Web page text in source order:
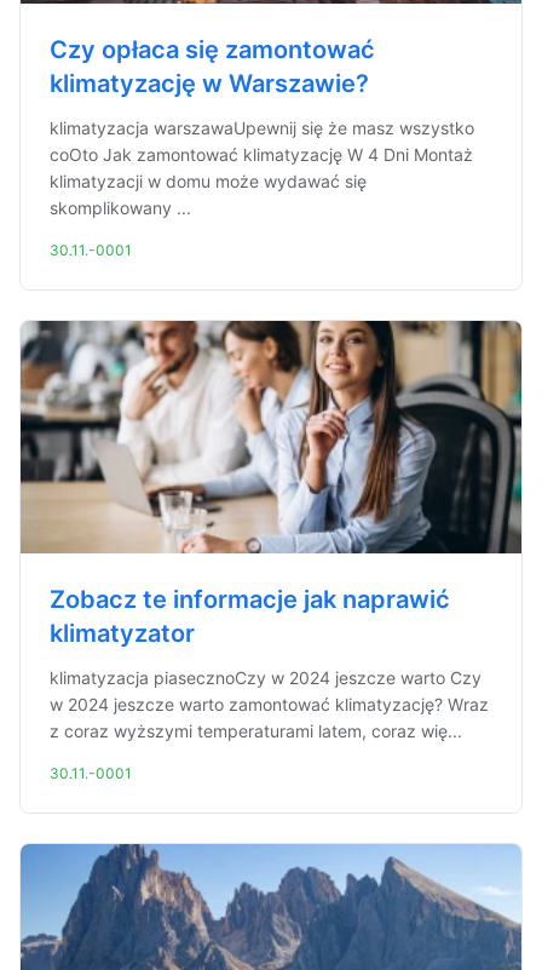
Czy opłaca się zamontować
klimatyzację w Warszawie?
klimatyzacja warszawaUpewnij się że masz wszystko
coOto Jak zamontować klimatyzację W 4 Dni Montaż
klimatyzacji w domu może wydawać się
skomplikowany ...
30.11.-0001
Zobacz te informacje jak naprawić
klimatyzator
klimatyzacja piasecznoCzy w 2024 jeszcze warto Czy
w 2024 jeszcze warto zamontować klimatyzację? Wraz
z coraz wyższymi temperaturami latem, coraz wię...
30.11.-0001